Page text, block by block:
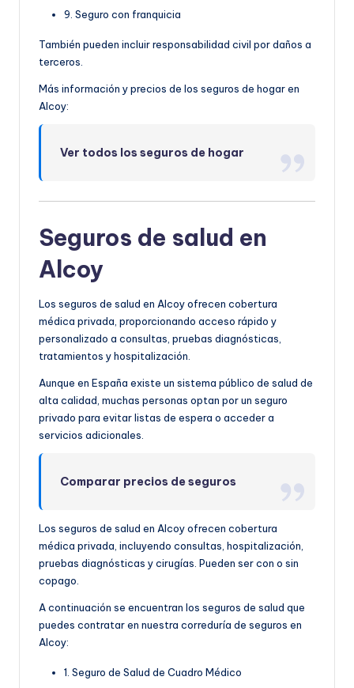
9. Seguro con franquicia
También pueden incluir responsabilidad civil por daños a
terceros.
Más información y precios de los seguros de hogar en
Alcoy:
Ver todos los seguros de hogar
Seguros de salud en
Alcoy
Los seguros de salud en Alcoy ofrecen cobertura
médica privada, proporcionando acceso rápido y
personalizado a consultas, pruebas diagnósticas,
tratamientos y hospitalización.
Aunque en España existe un sistema público de salud de
alta calidad, muchas personas optan por un seguro
privado para evitar listas de espera o acceder a
servicios adicionales.
Comparar precios de seguros
Los seguros de salud en Alcoy ofrecen cobertura
médica privada, incluyendo consultas, hospitalización,
pruebas diagnósticas y cirugías. Pueden ser con o sin
copago.
A continuación se encuentran los seguros de salud que
puedes contratar en nuestra correduría de seguros en
Alcoy:
1. Seguro de Salud de Cuadro Médico